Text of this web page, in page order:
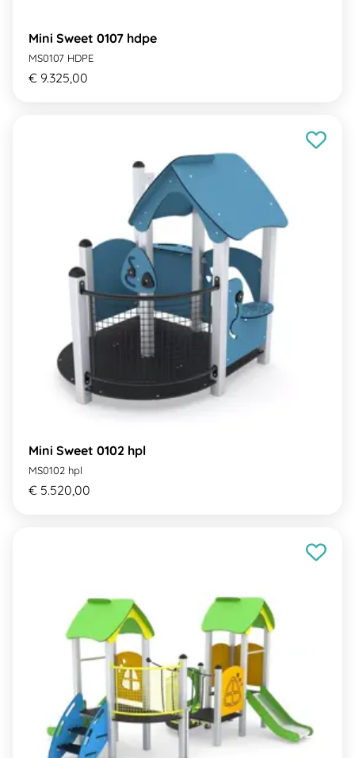
Mini Sweet 0107 hdpe
MS0107 HDPE
€ 9.325,00
Mini Sweet 0102 hpl
MS0102 hpl
€ 5.520,00